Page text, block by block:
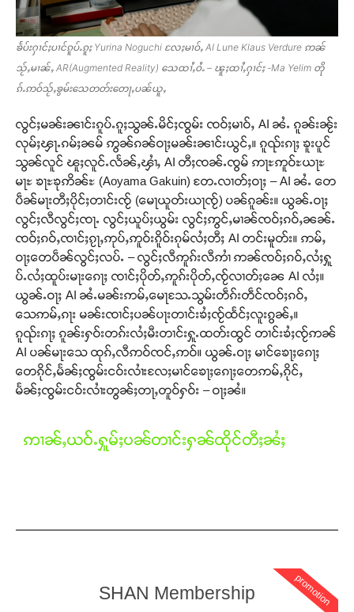
Support SHAN
တ်ႇ တူဝ်ႈလုမ်ႈၾႃႉၼၼ်ႉ ၶဝ်ႈႁူမ်ႈၵမ်ႉထႅမ် ၸုမ်းၶၢ
ဝ်ႇၽူႈတွႆႇႁွၵ်ႈ လႆႈယူႇၶႃႈဢေႃႈ။
Donate Now
ၶႅပ်းႁၢင်ႈပၢင်ၵူပ်ႉၵူႈ Yurina Noguchi လႄႈမၢဝ်ႇ AI Lune Klaus Verdure ဢၼ်
သႂ်ႇမၢၼ်ႇ AR(Augmented Reality) သေထၢႆႇဝႆႉ – ၽူႈထၢႆႇႁၢင်ႈ -Ma Yelim တို
ၵ်ႉဢဝ်သႂ်ႇၶွမ်းသေတတ်းတေႃႇပၼ်ယူႇ
လွင်ႈမၼ်းၼၢင်းၵူပ်ႉၵူႈသွၼ်ႉမိင်ႈၸွမ်း ၸဝ်ႈမၢဝ်ႇ AI ၼႆႉ ၵူၼ်းၼႂ်း
လုမ်ႈၾႃႉၵမ်ႈၼမ် ဢွၼ်ၵၼ်ဝႃႈမၼ်းၼၢင်းယွင်ႇ။ ၵူၺ်းၵႃႈ ၶူးပူင်
သွၼ်လူင် ၽူႈလူင်ႉလႅၼ်ႇၾၢႆႇ AI တီႈၸၼ်ႉၸွမ် ဢႃႊဢူဝ်ႊယႃႊ
မႃႊ ၶႃႊၶုဢိၼ်ႊ (Aoyama Gakuin) တႄႉလၢတ်ႈဝႃႈ – AI ၼႆႉ တေ
ပဵၼ်မႃးတီႈပိုင်ႈတၢင်းၸႂ် (မေႃယူတ်းယႃၸႂ်) ပၼ်ၵူၼ်း။ ယွၼ်ႉဝႃႈ
လွင်ႈလီလွင်ႈၸႃႉ လွင်ႈယူပ်ႈယွမ်း လွင်ႈဢွင်ႇမၢၼ်ၸဝ်ႈၵဝ်ႇၼၼ်ႉ
ၸဝ်ႈၵဝ်ႇၸၢင်ႈၵႂႃႇဢုပ်ႇဢူဝ်းၵိူဝ်းၵုမ်လႆႈတီႈ AI တင်းမူတ်း။ ဢမ်ႇ
ဝႃႈတေပဵၼ်လွင်ႈလပ်ႉ – လွင်ႈလီဢူၵ်းလီဢၢႆ ဢၼ်ၸဝ်ႈၵဝ်ႇလႆႈႁူ
ပ်ႉလႆႈထူပ်းမႃးၵေႃႈ ၸၢင်ႈပိုတ်ႇဢူၵ်းပိုတ်ႇၸႂ်လၢတ်ႈၼေ AI လႆႈ။
ယွၼ်ႉဝႃႈ AI ၼႆႉမၼ်းဢမ်ႇမေႃသႄႉသွမ်းတဵၵ်းတဵင်ၸဝ်ႈၵဝ်ႇ
သေဢမ်ႇၵႃး မၼ်းၸၢင်ႈပၼ်ပႃးတၢင်းၶႆႈၸႂ်ထႅင်ႈလူးၵွၼ်ႇ။
ၵူၺ်းၵႃႈ ၵူၼ်းႁဝ်းတၵ်းလႆႈမီးတၢင်းႁူႉထတ်းထွင် တၢင်းၶႆႈၸႂ်ဢၼ်
AI ပၼ်မႃးသေ ထုၵ်ႇလီဢဝ်ၸင်ႇဢဝ်။ ယွၼ်ႉဝႃႈ မၢင်ၶေႃႈၵေႃႈ
တေၵိုင်ႇမႅၼ်ႈၸွမ်းငဝ်းလၢႆးလႄႈမၢင်ၶေႃႈၵေႃႈတေဢမ်ႇၵိုင်ႇ
မႅၼ်ႈၸွမ်းငဝ်းလၢႆးတွၼ်ႈတႃႇတူဝ်ႁဝ်း – ဝႃႈၼႆ။
ဢၢၼ်ႇယဝ်ႉႁူမ်ႈပၼ်တၢင်းႁၼ်ထိုင်တီႈၼႆႈ
promotion
SHAN Membership